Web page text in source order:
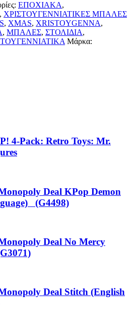
ΕΠΟΧΙΑΚΑ,
, ΧΡΙΣΤΟΥΓΕΝΝΙΑΤΙΚΕΣ ΜΠΑΛΕΣ
, XMAS, XRISTOYGENNA,
, ΜΠΑΛΕΣ, ΣΤΟΛΙΔΙΑ,
Μάρκα:
4-Pack: Retro Toys: Mr.
Deal KPop Demon
(G4498)
Deal No Mercy
Deal Stitch (English